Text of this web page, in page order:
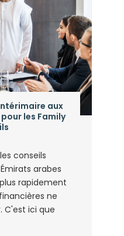
aux
les Family
conseils
arabes
rapidement
ne
C'est ici que